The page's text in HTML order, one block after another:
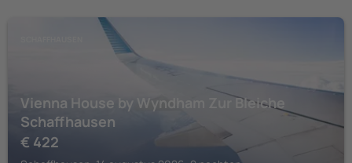
Vienna House by Wyndham Zur Bleiche
Schaffhausen
€ 422